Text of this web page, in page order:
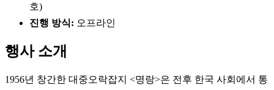
호)
진행 방식: 오프라인
행사 소개
1956년 창간한 대중오락잡지 <명랑>은 전후 한국 사회에서 통